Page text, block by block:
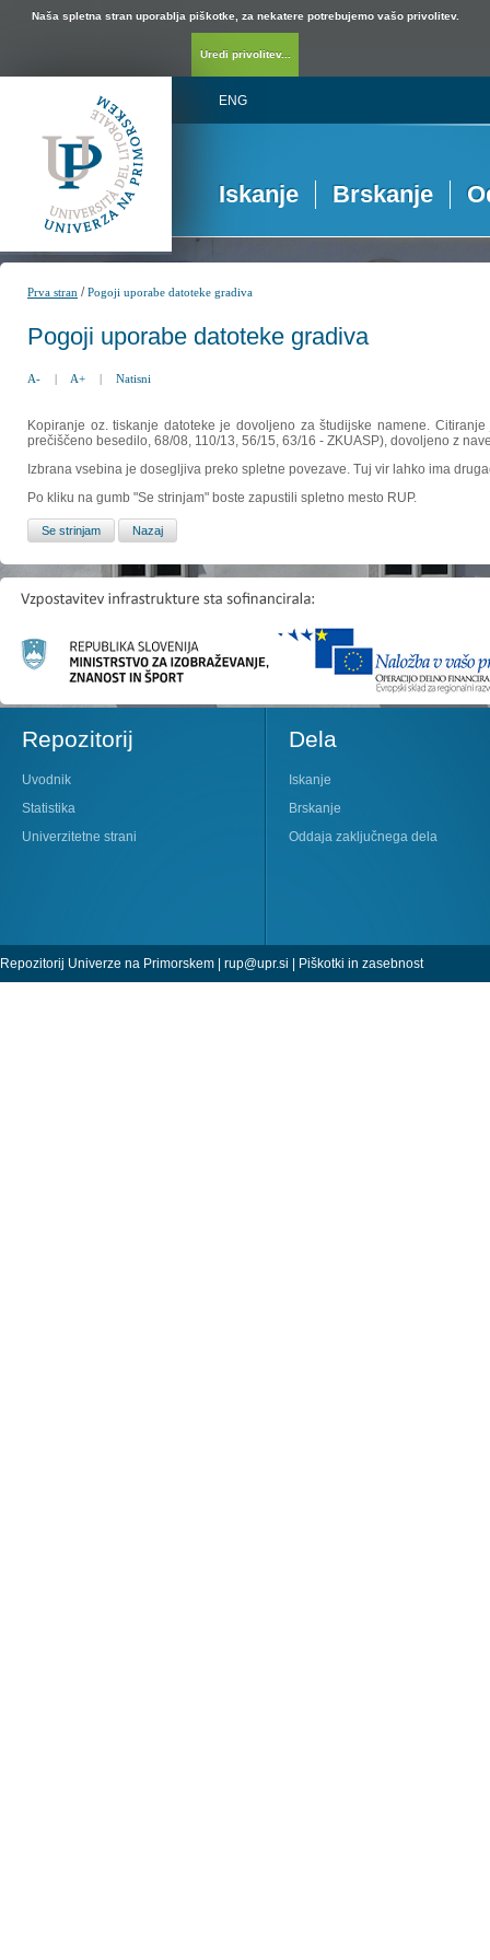
Naša spletna stran uporablja piškotke, za nekatere potrebujemo vašo privolitev.
Uredi privolitev...
ENG
Iskanje Brskanje
Prva stran /Pogoji uporabe datoteke gradiva
Pogoji uporabe datoteke gradiva
A- | A+ | Natisni
Kopiranje oz. tiskanje datoteke je dovoljeno za študijske namene.
prečiščeno besedilo, 68/08, 110/13, 56/15, 63/16 - ZKUASP), dovoljeno z
Izbrana vsebina je dosegljiva preko spletne povezave. Tuj vir lahko ima
Po kliku na gumb "Se strinjam" boste zapustili spletno mesto RUP.
Repozitorij
Uvodnik
Statistika
Univerzitetne strani
Dela
Iskanje
Brskanje
Oddaja zaključnega dela
Repozitorij Univerze na Primorskem | rup@upr.si | Piškotki in zasebnost